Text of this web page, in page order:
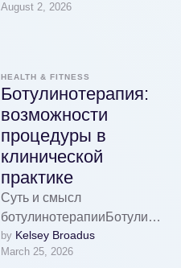
— это метод, при котором
August 2, 2026
HEALTH & FITNESS
Ботулинотерапия:
возможности
процедуры в
клинической
практике
Суть и смысл
ботулинотерапииБотулино
терапия в клинике
рассматривается как
by Kelsey Broadus
March 25, 2026